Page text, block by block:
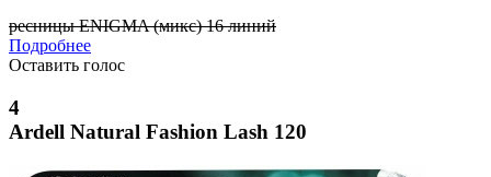
ресницы ENIGMA (микс) 16 линий
Подробнее
Оставить голос
4
Ardell Natural Fashion Lash 120